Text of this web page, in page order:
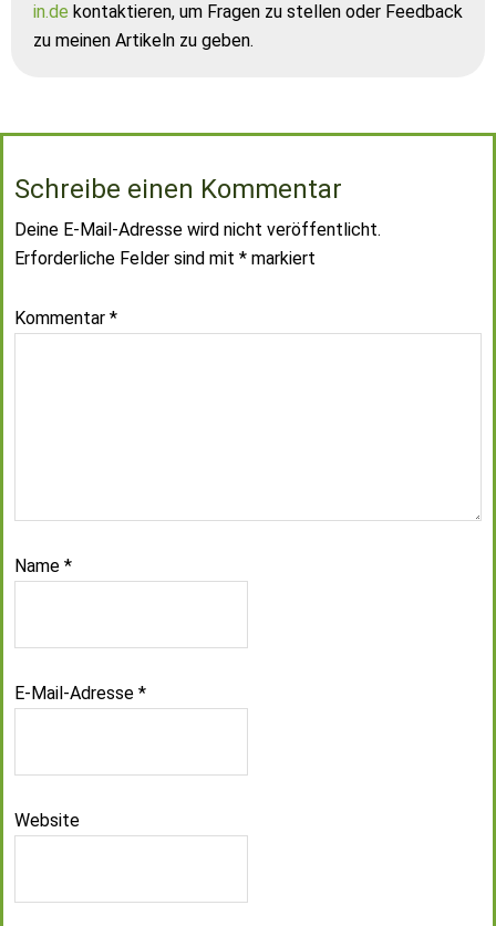
in.de kontaktieren, um Fragen zu stellen oder Feedback
zu meinen Artikeln zu geben.
Schreibe einen Kommentar
Deine E-Mail-Adresse wird nicht veröffentlicht.
Erforderliche Felder sind mit * markiert
Kommentar *
Name *
E-Mail-Adresse *
Website